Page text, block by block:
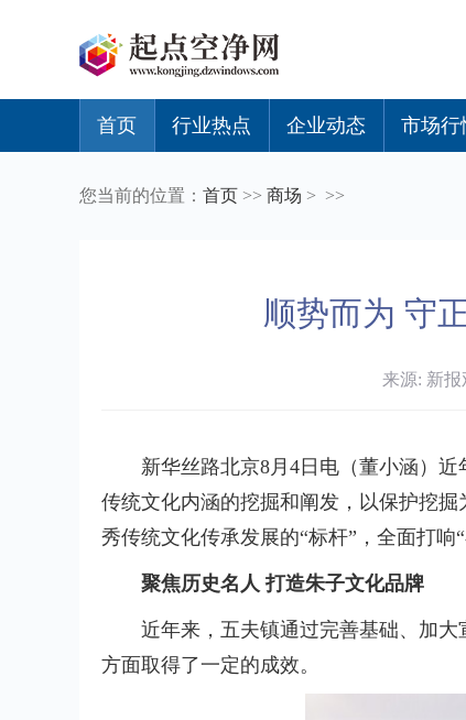
首页 行业热点 企业动态 市场行
您当前的位置： 首页 >> 商场 > >>
顺势而为 守
来源: 新
新华丝路北京8月4日电（董小涵）
传统文化内涵的挖掘和阐发，以保护挖
秀传统文化传承发展的“标杆”，全面打响
聚焦历史名人 打造朱子文化品牌
近年来，五夫镇通过完善基础、加
方面取得了一定的成效。